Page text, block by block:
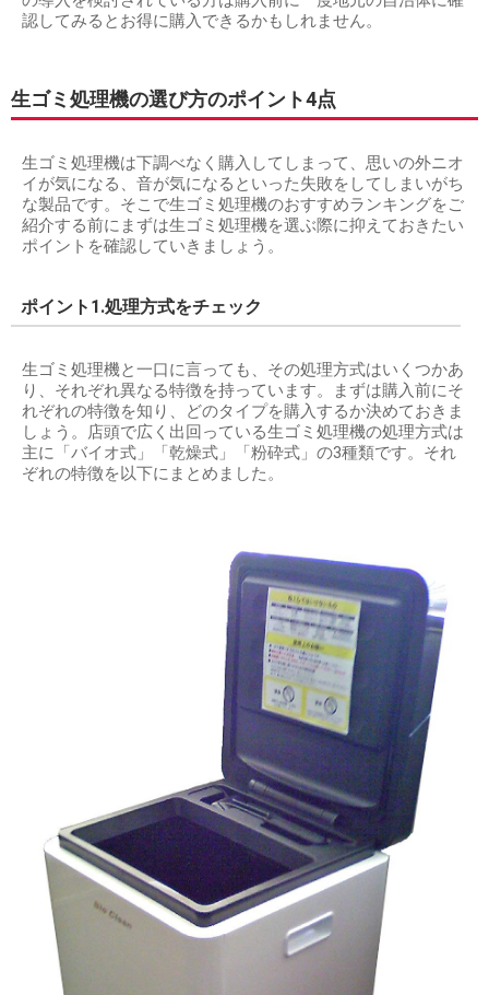
認してみるとお得に購入できるかもしれません。
生ゴミ処理機の選び方のポイント4点
生ゴミ処理機は下調べなく購入してしまって、思いの外ニオ
イが気になる、音が気になるといった失敗をしてしまいがち
な製品です。そこで生ゴミ処理機のおすすめランキングをご
紹介する前にまずは生ゴミ処理機を選ぶ際に抑えておきたい
ポイントを確認していきましょう。
ポイント1.処理方式をチェック
生ゴミ処理機と一口に言っても、その処理方式はいくつかあ
り、それぞれ異なる特徴を持っています。まずは購入前にそ
れぞれの特徴を知り、どのタイプを購入するか決めておきま
しょう。店頭で広く出回っている生ゴミ処理機の処理方式は
主に「バイオ式」「乾燥式」「粉砕式」の3種類です。それ
ぞれの特徴を以下にまとめました。